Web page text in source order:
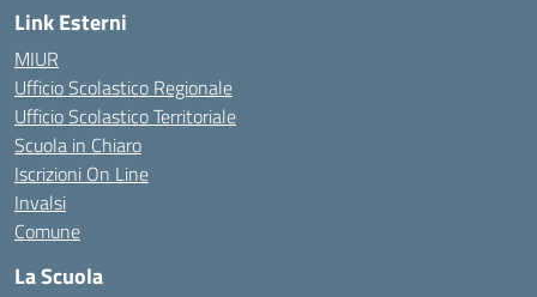
Link Esterni
MIUR
Ufficio Scolastico Regionale
Ufficio Scolastico Territoriale
Scuola in Chiaro
Iscrizioni On Line
Invalsi
Comune
La Scuola